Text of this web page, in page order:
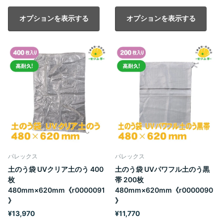
オプションを表示する オプションを表示する
パレックス
土のう袋 UVクリア土のう 400
枚
480mm×620mm《r0000091
》
¥13,970
パレックス
土のう袋 UVパワフル土のう黒
帯 200枚
480mm×620mm《r0000090
》
¥11,770